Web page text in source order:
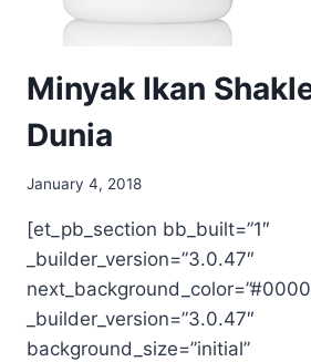
Minyak Ikan
Dunia
January 4, 2018
[et_pb_section bb_built=”1″
_builder_version=”3.0.47″
_builder_version=”3.0.47″
background_size=”initial”